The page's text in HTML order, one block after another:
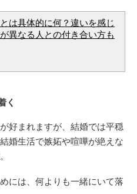
は具体的に何？違いを感じ
異なる人との付き合い方も
く
好まれますが、結婚では平穏
婚生活で嫉妬や喧嘩が絶えな
には、何よりも一緒にいて落